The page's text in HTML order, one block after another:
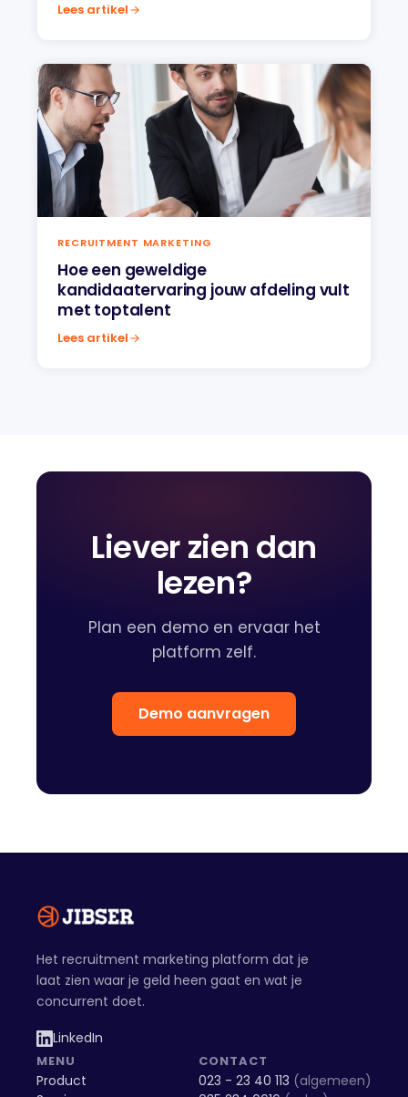
Lees artikel
RECRUITMENT MARKETING
Hoe een geweldige
kandidaatervaring jouw afdeling vult
met toptalent
Lees artikel
Liever zien dan
lezen?
Plan een demo en ervaar het
platform zelf.
Demo aanvragen
Het recruitment marketing platform dat je
laat zien waar je geld heen gaat en wat je
concurrent doet.
LinkedIn
MENU
Product
CONTACT
023 - 23 40 113 (algemeen)